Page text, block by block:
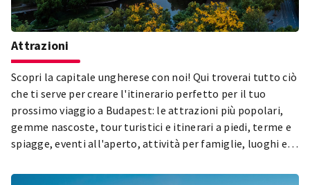
Attrazioni
Scopri la capitale ungherese con noi! Qui troverai tutto ciò
che ti serve per creare l'itinerario perfetto per il tuo
prossimo viaggio a Budapest: le attrazioni più popolari,
gemme nascoste, tour turistici e itinerari a piedi, terme e
spiagge, eventi all'aperto, attività per famiglie, luoghi ed
utili. Che tu viaggi da solo, con amici o con la famiglia,